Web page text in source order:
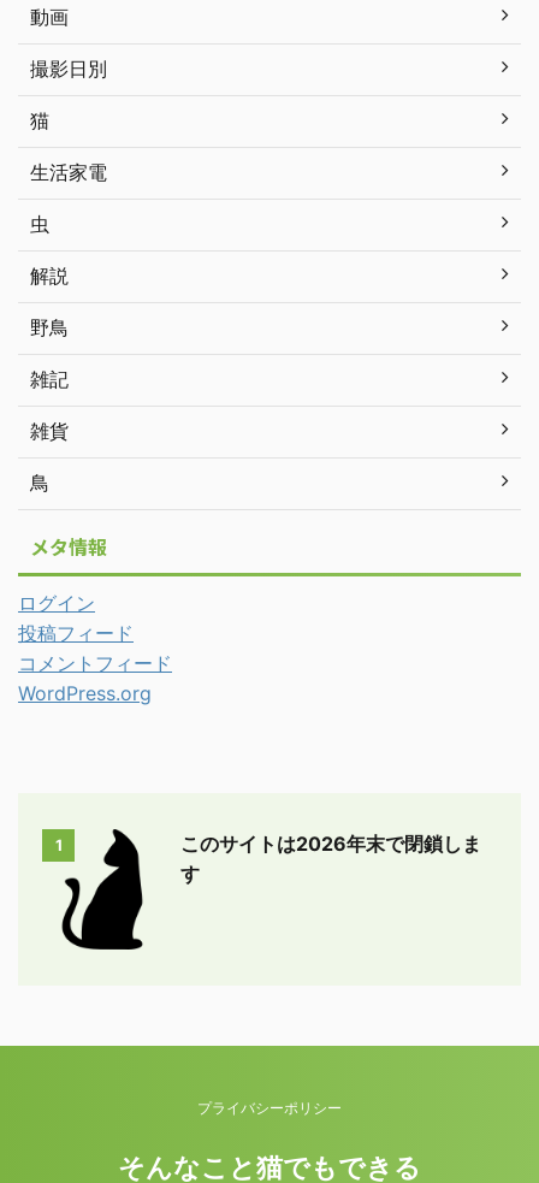
動画
撮影日別
猫
生活家電
虫
解説
野鳥
雑記
雑貨
鳥
メタ情報
ログイン
投稿フィード
コメントフィード
WordPress.org
1
このサイトは2026年末で閉鎖しま
す
プライバシーポリシー
そんなこと猫でもできる